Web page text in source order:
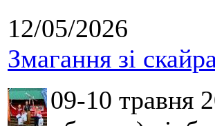
12/05/2026
Змагання зі
09-10 травня